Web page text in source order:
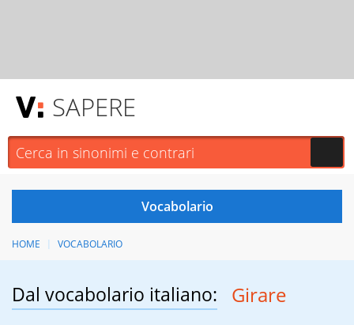
SAPERE
HOME VOCABOLARIO
Dal vocabolario italiano: Girare